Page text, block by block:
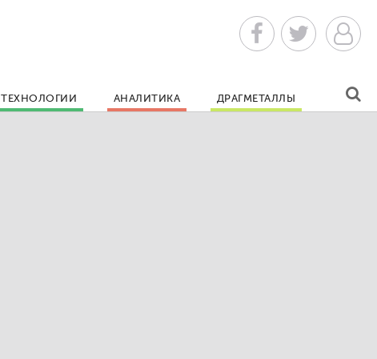
ТЕХНОЛОГИИ АНАЛИТИКА ДРАГМЕТАЛЛЫ